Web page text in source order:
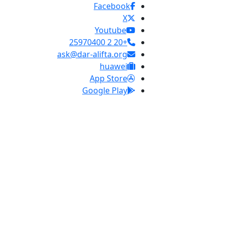
Facebook
X
Youtube
+20 2 25970400
ask@dar-alifta.org
huawei
App Store
Google Play